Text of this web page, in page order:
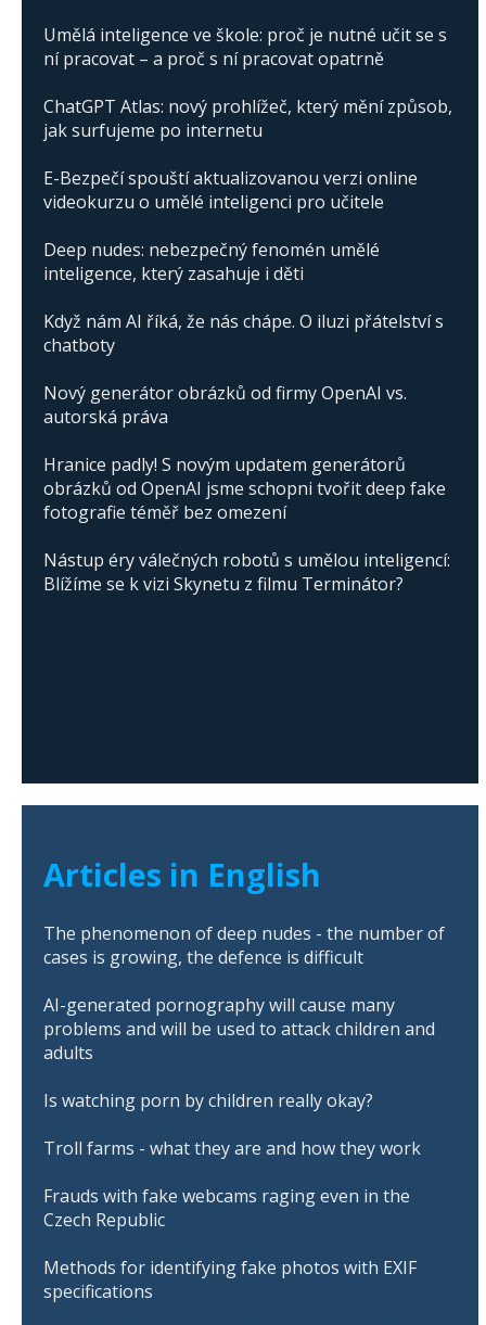
Umělá inteligence ve škole: proč je nutné učit se s
ní pracovat – a proč s ní pracovat opatrně
ChatGPT Atlas: nový prohlížeč, který mění způsob,
jak surfujeme po internetu
E-Bezpečí spouští aktualizovanou verzi online
videokurzu o umělé inteligenci pro učitele
Deep nudes: nebezpečný fenomén umělé
inteligence, který zasahuje i děti
Když nám AI říká, že nás chápe. O iluzi přátelství s
chatboty
Nový generátor obrázků od firmy OpenAI vs.
autorská práva
Hranice padly! S novým updatem generátorů
obrázků od OpenAI jsme schopni tvořit deep fake
fotografie téměř bez omezení
Nástup éry válečných robotů s umělou inteligencí:
Blížíme se k vizi Skynetu z filmu Terminátor?
Articles in English
The phenomenon of deep nudes - the number of
cases is growing, the defence is difficult
AI-generated pornography will cause many
problems and will be used to attack children and
adults
Is watching porn by children really okay?
Troll farms - what they are and how they work
Frauds with fake webcams raging even in the
Czech Republic
Methods for identifying fake photos with EXIF
specifications